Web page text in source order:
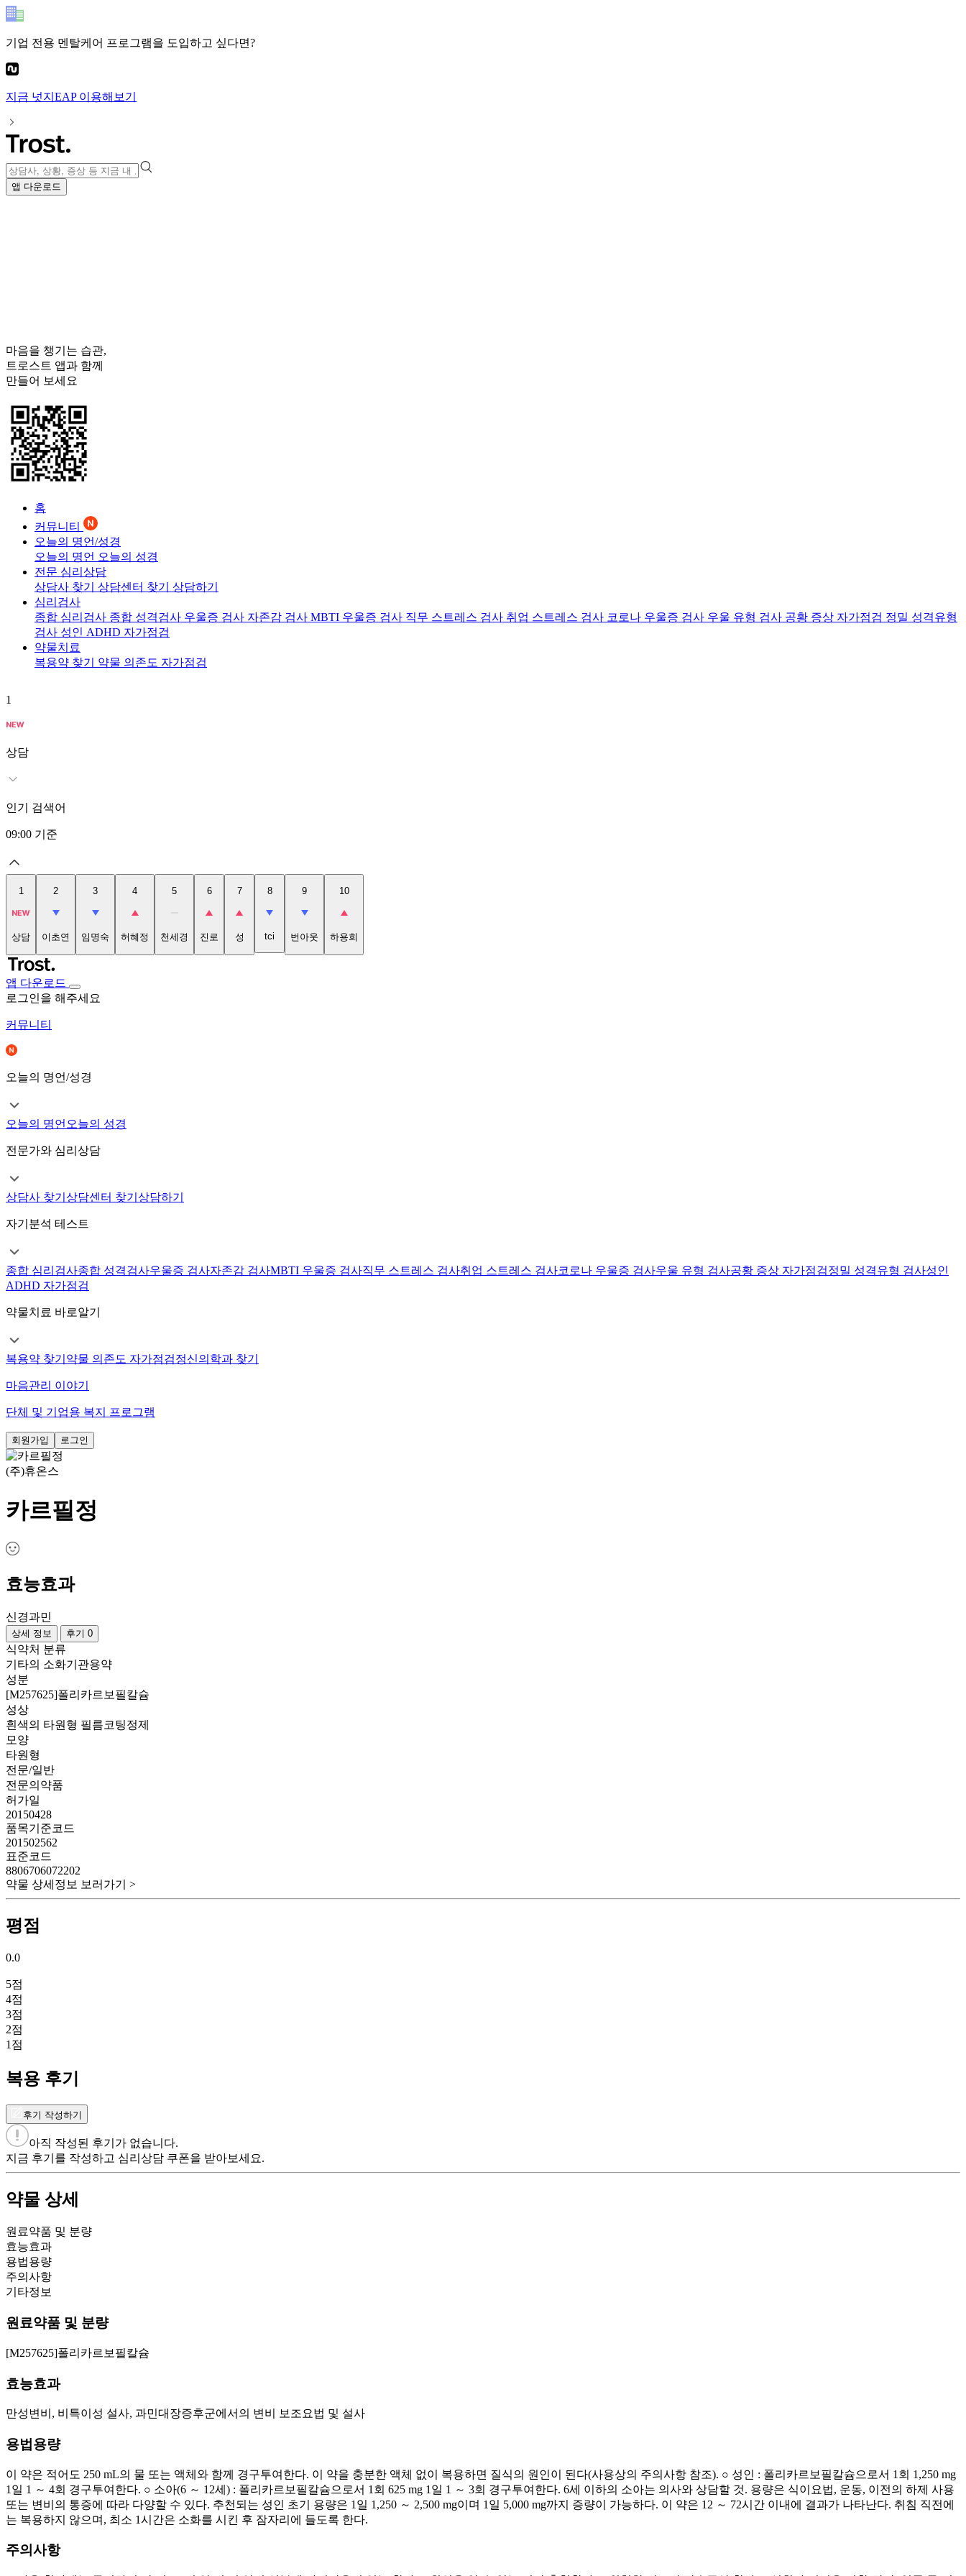
기업 전용 멘탈케어 프로그램을 도입하고 싶다면?
지금 넛지EAP이용해보기
앱 다운로드
마음을 챙기는 습관,
트로스트 앱과 함께
만들어 보세요
홈
커뮤니티
오늘의 명언/성경
오늘의 명언 오늘의 성경
전문 심리상담
상담사 찾기 상담센터 찾기 상담하기
심리검사
종합 심리검사 종합 성격검사 우울증 검사 자존감 검사 MBTI 우울증 검사 직무 스트레스 검사 취업 스트레스 검사 코로나 우울증 검사 우울 유형 검사 공황 증상 자가점검 정밀 성격유형
검사 성인 ADHD 자가점검
약물치료
복용약 찾기 약물 의존도 자가점검
1
상담
인기 검색어
09:00 기준
1
상담
2
이초연
3
임명숙
4
허혜정
5
천세경
6
진로
7
성
8
tci
9
번아웃
10
하용희
앱 다운로드
로그인을 해주세요
커뮤니티
오늘의 명언/성경
오늘의 명언 오늘의 성경
전문가와 심리상담
상담사 찾기 상담센터 찾기 상담하기
자기분석 테스트
종합 심리검사종합 성격검사우울증 검사자존감 검사MBTI 우울증 검사직무 스트레스 검사취업 스트레스 검사코로나 우울증 검사우울 유형 검사공황 증상 자가점검정밀 성격유형 검사성인
ADHD 자가점검
약물치료 바로알기
복용약 찾기 약물 의존도 자가점검정신의학과 찾기
마음관리 이야기
단체 및 기업용 복지 프로그램
회원가입 로그인
(주)휴온스
카르필정
효능효과
신경과민
상세 정보 후기 0
식약처 분류
기타의 소화기관용약
성분
[M257625]폴리카르보필칼슘
성상
흰색의 타원형 필름코팅정제
모양
타원형
전문/일반
전문의약품
허가일
20150428
품목기준코드
201502562
표준코드
8806706072202
약물 상세정보 보러가기 >
평점
0.0
5점
4점
3점
2점
1 점
복용 후기
후기 작성하기
아직 작성된 후기가 없습니다.
지금 후기를 작성하고 심리상담 쿠폰을 받아보세요.
약물 상세
원료약품 및 분량
효능효과
용법용량
주의사항
기타정보
원료약품 및 분량
[M257625]폴리카르보필칼슘
효능효과
만성변비, 비특이성 설사, 과민대장증후군에서의 변비 보조요법 및 설사
용법용량
이 약은 적어도 250 mL의 물 또는 액체와 함께 경구투여한다. 이 약을 충분한 액체 없이 복용하면 질식의 원인이 된다(사용상의 주의사항 참조). ○ 성인 : 폴리카르보필칼슘으로서 1회 1,250 mg
1일 1 ～ 4회 경구투여한다. ○ 소아(6 ～ 12세) : 폴리카르보필칼슘으로서 1회 625 mg 1일 1 ～ 3회 경구투여한다. 6세 이하의 소아는 의사와 상담할 것. 용량은 식이요법, 운동, 이전의 하제 사용
또는 변비의 통증에 따라 다양할 수 있다. 추천되는 성인 초기 용량은 1일 1,250 ～ 2,500 mg이며 1일 5,000 mg까지 증량이 가능하다. 이 약은 12 ～ 72시간 이내에 결과가 나타난다. 취침 직전에
는 복용하지 않으며, 최소 1시간은 소화를 시킨 후 잠자리에 들도록 한다.
주의사항